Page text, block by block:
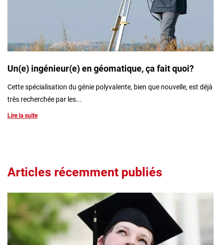
Un(e) ingénieur(e) en géomatique, ça fait quoi?
Cette spécialisation du génie polyvalente, bien que nouvelle, est déjà
très recherchée par les...
Lire la suite
Articles récemment publiés